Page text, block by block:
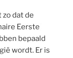
dat de
Eerste
bepaald
wordt. Er is